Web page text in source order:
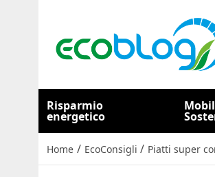
Risparmio
energetico
Home / EcoConsigli / Piatti super